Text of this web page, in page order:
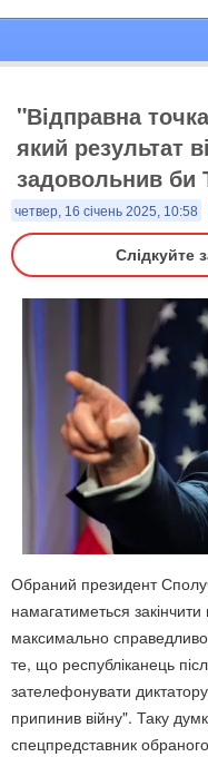
"Відправна
який результат
задовольнив би
четвер, 16 січень 2025, 10:58
Слідкуйте
Обраний президент
намагатиметься
максимально
те, що республіканець
зателефонувати
припинив війну". Таку
спецпредставник